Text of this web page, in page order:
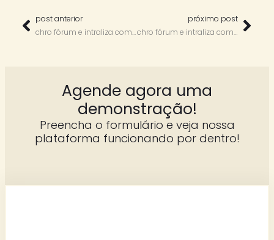
post anterior
chro fórum e intraliza com fabi granzotti
próximo post
chro fórum e intraliza com léo oliveira
Agende agora uma
demonstração!
Preencha o formulário e veja nossa
plataforma funcionando por dentro!